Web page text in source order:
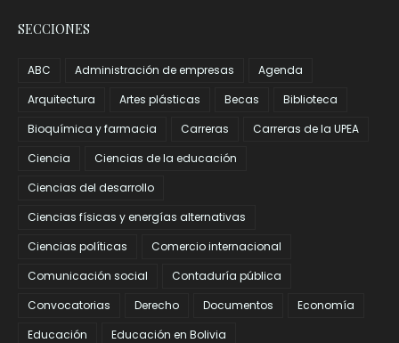
SECCIONES
ABC Administración de empresas
Agenda
Arquitectura
Artes plásticas Becas
Biblioteca
Bioquímica y farmacia
Carreras
Carreras de la UPEA
Ciencia
Ciencias de la educación
Ciencias del desarrollo
Ciencias físicas y energías alternativas
Ciencias políticas
Comercio internacional
Comunicación social
Contaduría pública
Convocatorias
Derecho Documentos
Economía
Educación
Educación en Bolivia